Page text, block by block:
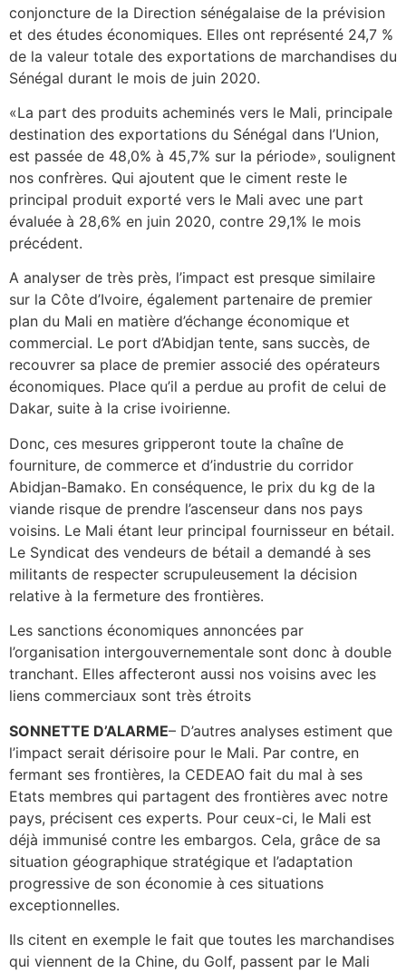
conjoncture de la Direction sénégalaise de la prévision
et des études économiques. Elles ont représenté 24,7 %
de la valeur totale des exportations de marchandises du
Sénégal durant le mois de juin 2020.
«La part des produits acheminés vers le Mali, principale
destination des exportations du Sénégal dans l’Union,
est passée de 48,0% à 45,7% sur la période», soulignent
nos confrères. Qui ajoutent que le ciment reste le
principal produit exporté vers le Mali avec une part
évaluée à 28,6% en juin 2020, contre 29,1% le mois
précédent.
A analyser de très près, l’impact est presque similaire
sur la Côte d’Ivoire, également partenaire de premier
plan du Mali en matière d’échange économique et
commercial. Le port d’Abidjan tente, sans succès, de
recouvrer sa place de premier associé des opérateurs
économiques. Place qu’il a perdue au profit de celui de
Dakar, suite à la crise ivoirienne.
Donc, ces mesures gripperont toute la chaîne de
fourniture, de commerce et d’industrie du corridor
Abidjan-Bamako. En conséquence, le prix du kg de la
viande risque de prendre l’ascenseur dans nos pays
voisins. Le Mali étant leur principal fournisseur en bétail.
Le Syndicat des vendeurs de bétail a demandé à ses
militants de respecter scrupuleusement la décision
relative à la fermeture des frontières.
Les sanctions économiques annoncées par
l’organisation intergouvernementale sont donc à double
tranchant. Elles affecteront aussi nos voisins avec les
liens commerciaux sont très étroits
SONNETTE D’ALARME– D’autres analyses estiment que
l’impact serait dérisoire pour le Mali. Par contre, en
fermant ses frontières, la CEDEAO fait du mal à ses
Etats membres qui partagent des frontières avec notre
pays, précisent ces experts. Pour ceux-ci, le Mali est
déjà immunisé contre les embargos. Cela, grâce de sa
situation géographique stratégique et l’adaptation
progressive de son économie à ces situations
exceptionnelles.
Ils citent en exemple le fait que toutes les marchandises
qui viennent de la Chine, du Golf, passent par le Mali